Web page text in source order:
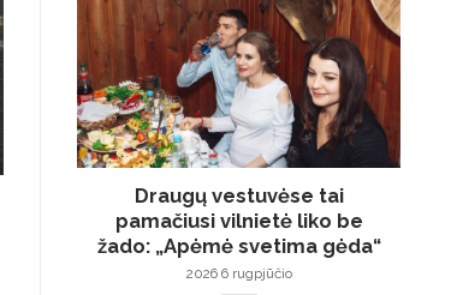
Draugų vestuvėse tai
pamačiusi vilnietė liko be
žado: „Apėmė svetima gėda“
2026 6 rugpjūčio